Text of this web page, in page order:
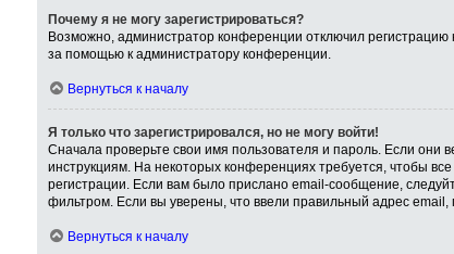
Почему я не могу зарегистрироваться?
Возможно, администратор конференции отключил
за помощью к администратору конференции.
Вернуться к началу
Я только что зарегистрировался, но не могу войти!
Сначала проверьте свои имя пользователя и пароль. Если они
инструкциям. На некоторых конференциях требуется, чтобы
регистрации. Если вам было прислано email-сообщение,
фильтром. Если вы уверены, что ввели правильный адрес email,
Вернуться к началу